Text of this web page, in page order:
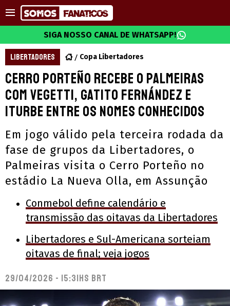
SIGA NOSSO CANAL DE WHATSAPP!
LIBERTADORES Copa Libertadores
Cerro Porteño recebe o Palmeiras
com Vegetti, Gatito Fernández e
Iturbe entre os nomes conhecidos
Em jogo válido pela terceira rodada da
fase de grupos da Libertadores, o
Palmeiras visita o Cerro Porteño no
estádio La Nueva Olla, em Assunção
Conmebol define calendário e
transmissão das oitavas da Libertadores
Libertadores e Sul-Americana sorteiam
oitavas de final; veja jogos
29/04/2026 - 15:31hs BRT